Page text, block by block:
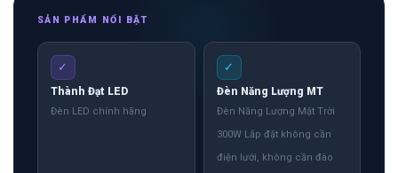
SẢN PHẨM NỔI BẬT
✓
Thành Đạt LED
Đèn LED chính hãng
✓
Đèn Năng Lượng MT
Đèn Năng Lượng Mặt Trời
300W Lắp đặt không cần
điện lưới, không cần đào